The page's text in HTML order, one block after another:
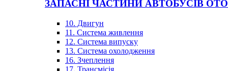
ЗАПАСНІ ЧАСТИНИ АВТОБУСІВ
10. Двигун
11. Система живлення
12. Система випуску
13. Система охолодження
16. Зчеплення
17. Трансмісія